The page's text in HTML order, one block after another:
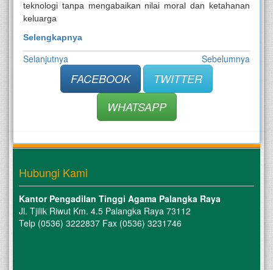
teknologi tanpa mengabaikan nilai moral dan ketahanan
keluarga
Selengkapnya
Selanjutnya Sebelumnya
FACEBOOK
TWITTER
WHATSAPP
Hubungi Kami
Kantor Pengadilan Tinggi Agama Palangka Raya
Jl. Tjilik Riwut Km. 4.5 Palangka Raya 73112
Telp (0536) 3222837 Fax (0536) 3231746